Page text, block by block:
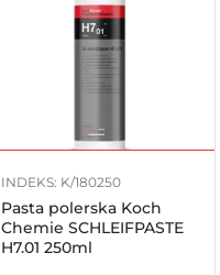
INDEKS: K/180250
Pasta polerska Koch
Chemie SCHLEIFPASTE
H7.01 250ml